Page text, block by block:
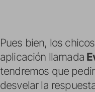
Pues bien, los
aplicación llamada
tendremos que
desvelar la